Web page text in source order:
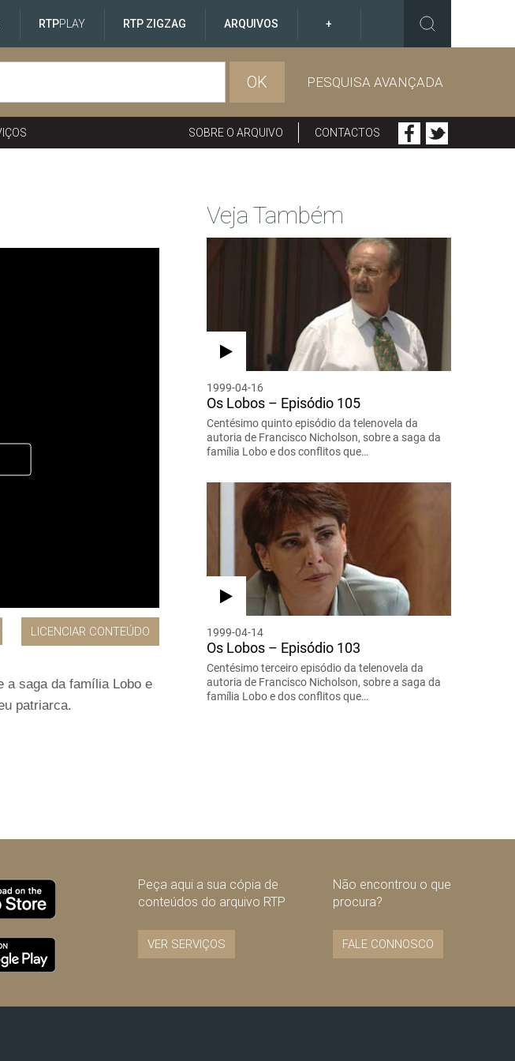
RTPPLAY RTP ZIGZAG ARQUIVOS +
OK PESQUISA AVANÇADA
SOBRE O ARQUIVO CONTACTOS
LICENCIAR CONTEÚDO
a saga da família Lobo e
patriarca.
Veja Também
1999-04-16
Os Lobos – Episódio 105
Centésimo quinto episódio da telenovela da
autoria de Francisco Nicholson, sobre a saga da
família Lobo e dos conflitos que…
1999-04-14
Os Lobos – Episódio 103
Centésimo terceiro episódio da telenovela da
autoria de Francisco Nicholson, sobre a saga da
família Lobo e dos conflitos que…
Peça aqui a sua cópia de
conteúdos do arquivo RTP
VER SERVIÇOS
Não encontrou o que
procura?
FALE CONNOSCO